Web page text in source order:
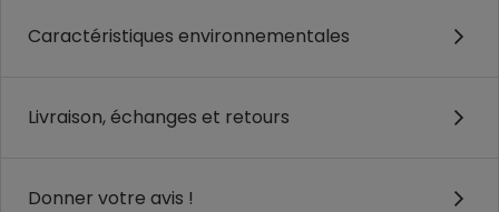
Caractéristiques environnementales
Livraison, échanges et retours
Donner votre avis !